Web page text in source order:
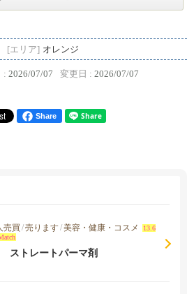
[エリア] オレンジ
: 2026/07/07 変更日 : 2026/07/07
Share
売買 /売ります/美容・健康・コスメ
13.6
ストレートパーマ剤